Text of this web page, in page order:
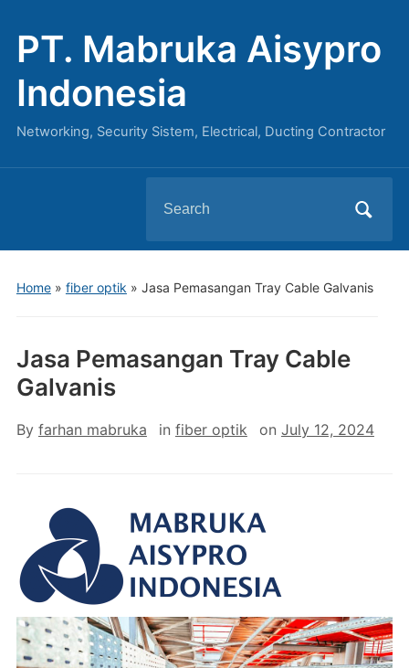
PT. Mabruka Aisypro
Indonesia
Networking, Security Sistem, Electrical, Ducting Contractor
for:
Home» fiber optik » Jasa Pemasangan Tray Cable Galvanis
Jasa Pemasangan Tray Cable
Galvanis
By farhan mabruka in fiber optik on July 12, 2024